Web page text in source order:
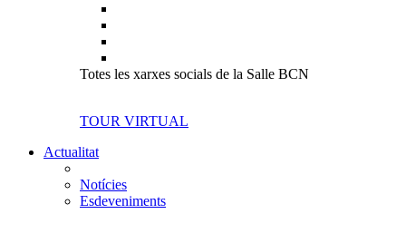
Totes les xarxes socials de la Salle BCN
TOUR VIRTUAL
Actualitat
Notícies
Esdeveniments